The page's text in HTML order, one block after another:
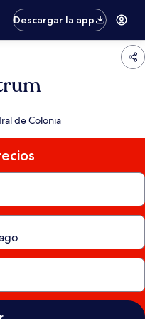
Descargar la app
de Colonia